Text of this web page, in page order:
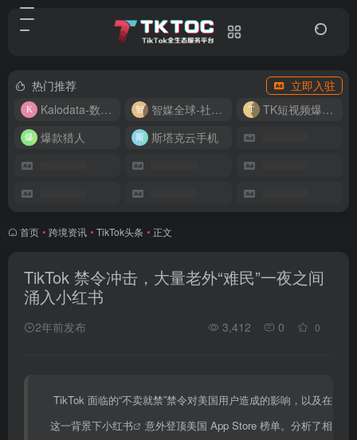
热门推荐
立即入驻
Kalodata-数据分析平台
智媒全球-社媒管理平台
TK短视频爆款复刻
爆款猎人
斯塔克云手机
首页 • 跨境资讯 • TikTok头条 • 正文
TikTok 禁令冲击，大量老外“难民”一夜之间
涌入小红书
2年前发布 3,412 0 0
TikTok 面临的“不卖就禁”禁令对美国用户造成的影响，以及在
这一背景下小红书
意外登顶美国 App Store 榜单。分析了相